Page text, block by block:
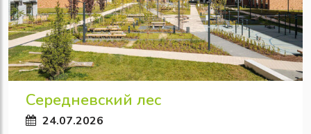
Середневский лес
24.07.2026